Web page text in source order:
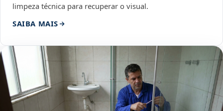
limpeza técnica para recuperar o visual.
SAIBA MAIS